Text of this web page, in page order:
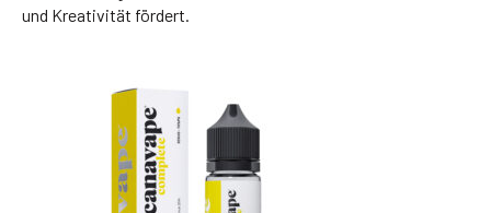
und Kreativität fördert.